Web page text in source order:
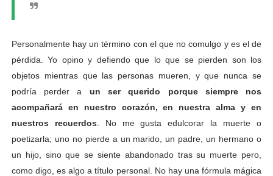
Personalmente hay un término con el que no comulgo y es el de
pérdida. Yo opino y defiendo que lo que se pierden son los
objetos mientras que las personas mueren, y que nunca se
podría perder a un ser querido porque siempre nos
acompañará en nuestro corazón, en nuestra alma y en
nuestros recuerdos . No me gusta edulcorar la muerte o
poetizarla; uno no pierde a un marido, un padre, un hermano o
un hijo, sino que se siente abandonado tras su muerte pero,
como digo, es algo a título personal. No hay una fórmula mágica